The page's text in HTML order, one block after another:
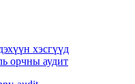
хэсгүүд
орчны аудит